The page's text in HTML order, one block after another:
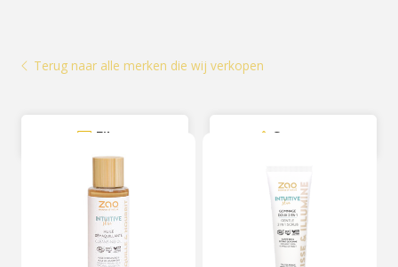
Terug naar alle merken die wij verkopen
Filter Sorteer